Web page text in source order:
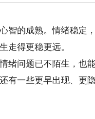
的成熟。情绪稳定
走得更稳更远。
问题已不陌生，也
有一些更早出现、更